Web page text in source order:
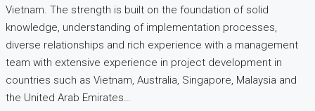
Vietnam. The strength is built on the foundation of solid
knowledge, understanding of implementation processes,
diverse relationships and rich experience with a management
team with extensive experience in project development in
countries such as Vietnam, Australia, Singapore, Malaysia and
the United Arab Emirates…